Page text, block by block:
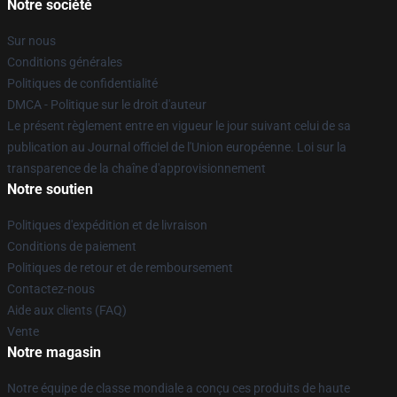
Notre société
Sur nous
Conditions générales
Politiques de confidentialité
DMCA - Politique sur le droit d'auteur
Le présent règlement entre en vigueur le jour suivant celui de sa
publication au Journal officiel de l'Union européenne. Loi sur la
transparence de la chaîne d'approvisionnement
Notre soutien
Politiques d'expédition et de livraison
Conditions de paiement
Politiques de retour et de remboursement
Contactez-nous
Aide aux clients (FAQ)
Vente
Notre magasin
Notre équipe de classe mondiale a conçu ces produits de haute